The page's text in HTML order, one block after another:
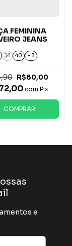
FEMININA
JEANS
38 40 + 3
R$80,00
com Pix
COMPRAR
e